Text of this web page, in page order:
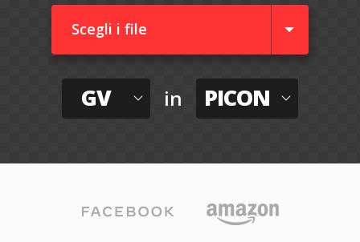
Scegli i file
GV in PICON